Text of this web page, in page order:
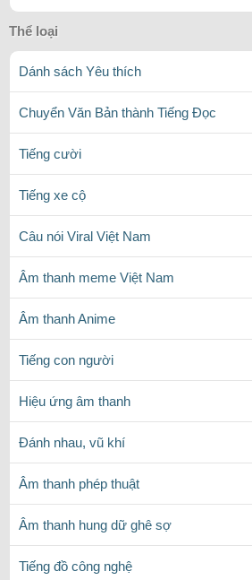
Thể loại
Dánh sách Yêu thích
Chuyển Văn Bản thành Tiếng Đọc
Tiếng cười
Tiếng xe cộ
Câu nói Viral Việt Nam
Âm thanh meme Việt Nam
Âm thanh Anime
Tiếng con người
Hiệu ứng âm thanh
Đánh nhau, vũ khí
Âm thanh phép thuật
Âm thanh hung dữ ghê sợ
Tiếng đồ công nghệ